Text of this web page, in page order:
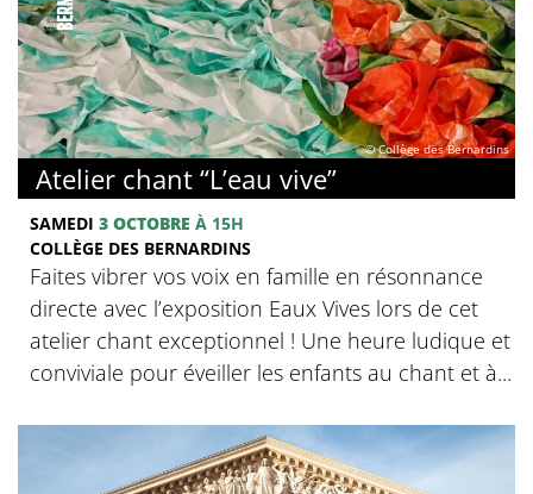
© Collège des Bernardins
Atelier chant “L’eau vive”
SAMEDI 3 OCTOBRE À 15H
COLLÈGE DES BERNARDINS
Faites vibrer vos voix en famille en résonnance
directe avec l’exposition Eaux Vives lors de cet
atelier chant exceptionnel ! Une heure ludique et
conviviale pour éveiller les enfants au chant et à...